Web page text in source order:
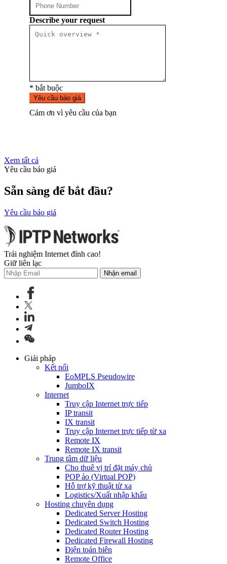
Describe your request
* bắt buộc
Yêu cầu báo giá
Cảm ơn vì yêu cầu của bạn
Xem tất cả
Yêu cầu báo giá
Sẵn sàng để bắt đầu?
Yêu cầu báo giá
Trải nghiệm Internet đỉnh cao!
Giữ liên lạc
Nhận email
Giải pháp
Kết nối
EoMPLS Pseudowire
JumboIX
Internet
Truy cập Internet trực tiếp
IP transit
IX transit
Truy cập Internet trực tiếp từ xa
Remote IX
Remote IX transit
Trung tâm dữ liệu
Cho thuê vị trí đặt máy chủ
POP ảo (Virtual POP)
Hỗ trợ kỹ thuật từ xa
Logistics/Xuất nhập khẩu
Hosting chuyên dụng
Dedicated Server Hosting
Dedicated Switch Hosting
Dedicated Router Hosting
Dedicated Firewall Hosting
Điện toán biên
Remote Office